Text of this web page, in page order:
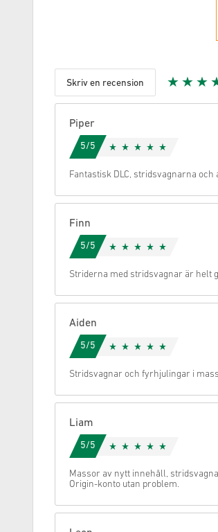
Skriv en recension
Avbryt
Piper
5/5
Fantastisk DLC, stridsvagnarna
Finn
5/5
Striderna med stridsvagnar är helt
Aiden
5/5
Stridsvagnar och fyrhjulingar i
Liam
5/5
Massor av nytt innehåll,
Origin-konto utan problem.